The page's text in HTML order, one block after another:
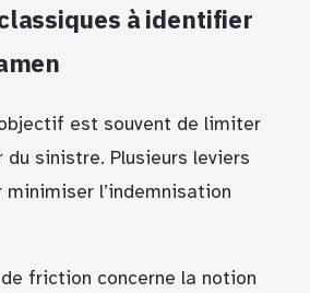
à identifier
est souvent de limiter
du sinistre. Plusieurs leviers
l’indemnisation
friction concerne la notion